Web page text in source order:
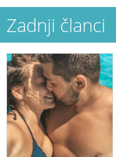
Zadnji članci